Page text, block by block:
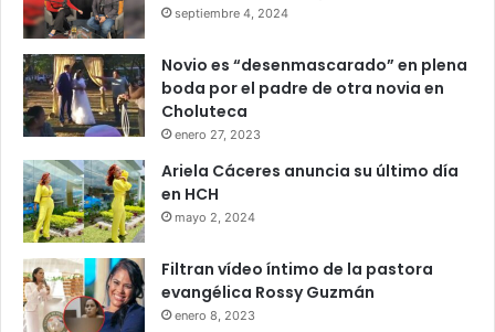
104 Bienes
Ministerio Público
septiembre 4, 2024
Novio es “desenmascarado” en plena
boda por el padre de otra novia en
Choluteca
enero 27, 2023
Ariela Cáceres anuncia su último día
en HCH
mayo 2, 2024
Filtran vídeo íntimo de la pastora
evangélica Rossy Guzmán
enero 8, 2023